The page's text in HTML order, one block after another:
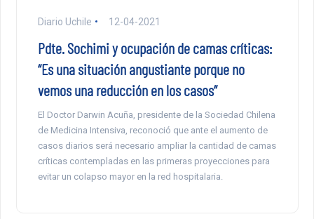
Diario Uchile 12-04-2021
Pdte. Sochimi y ocupación de camas críticas:
“Es una situación angustiante porque no
vemos una reducción en los casos”
El Doctor Darwin Acuña, presidente de la Sociedad Chilena
de Medicina Intensiva, reconoció que ante el aumento de
casos diarios será necesario ampliar la cantidad de camas
críticas contempladas en las primeras proyecciones para
evitar un colapso mayor en la red hospitalaria.